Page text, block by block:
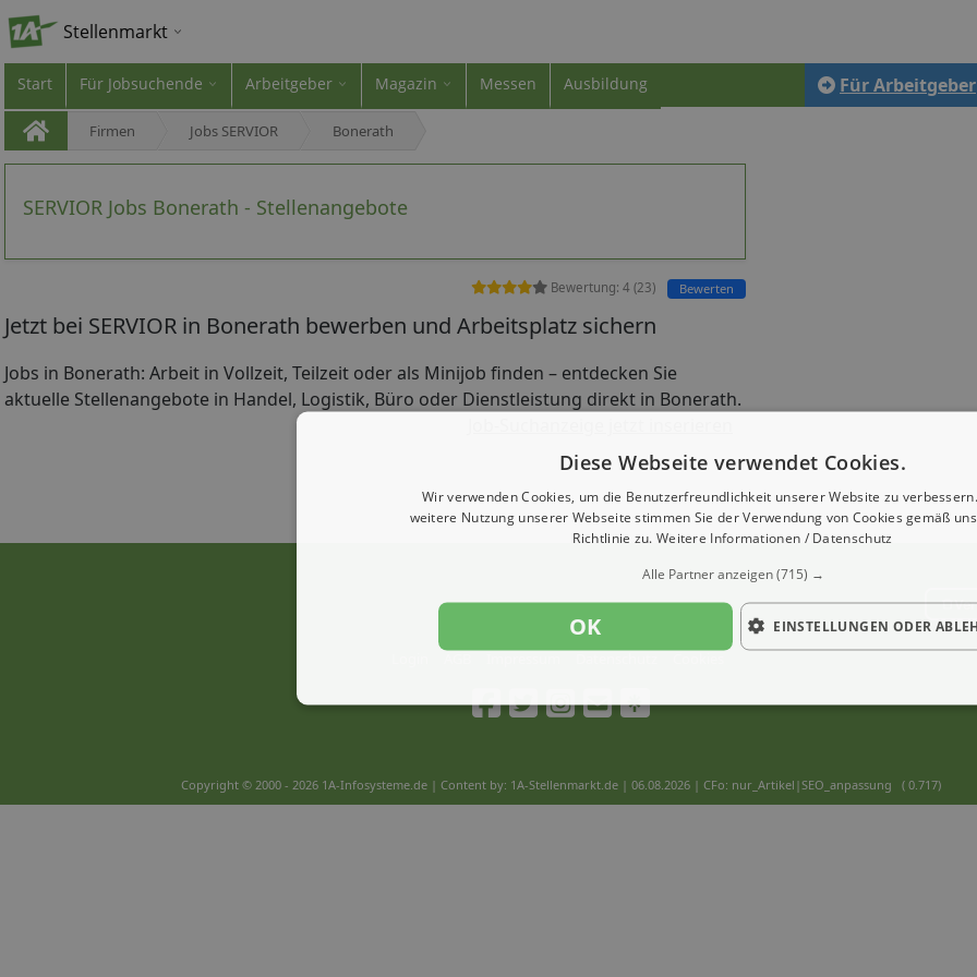
Stellenmarkt
Start Für Jobsuchende Arbeitgeber Magazin Messen Ausbildung Für Arbeitgeber
Firmen Jobs SERVIOR Bonerath
SERVIOR Jobs Bonerath - Stellenangebote
Bewertung: 4 (23) Bewerten
Jetzt bei SERVIOR in Bonerath bewerben und Arbeitsplatz sichern
Jobs in Bonerath: Arbeit in Vollzeit, Teilzeit oder als Minijob finden – entdecken Sie
aktuelle Stellenangebote in Handel, Logistik, Büro oder Dienstleistung direkt in Bonerath.
Copyright © 2000 - 2026 1A-Infosysteme.de | Content by: 1A-Stellenmarkt.de | 06.08.2026 | CFo: nur_Artikel|SEO_anpassung ( 0.717)
Diese Webseite verwendet Cookies.
Wir verwenden Cookies, um die Benutzerfreundlichkeit unserer Website zu
weitere Nutzung unserer Webseite stimmen Sie der Verwendung von Cookies gemäß
Richtlinie zu. Weitere Informationen / Datenschutz
Alle Partner anzeigen(715) →
OK EINSTELLUNGEN ODER